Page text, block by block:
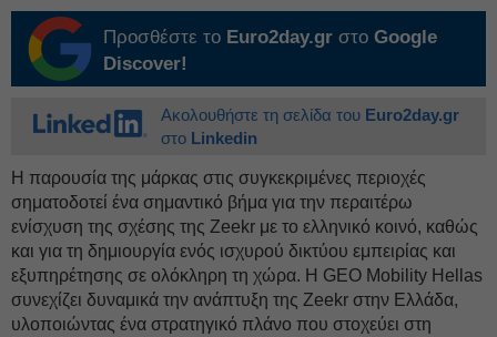
Προσθέστε το Euro2day.gr στο Google
Discover!
Ακολουθήστε τη σελίδα του Euro2day.gr
στο Linkedin
Η παρουσία της μάρκας στις συγκεκριμένες περιοχές
σηματοδοτεί ένα σημαντικό βήμα για την περαιτέρω
ενίσχυση της σχέσης της Zeekr με το ελληνικό κοινό, καθώς
και για τη δημιουργία ενός ισχυρού δικτύου εμπειρίας και
εξυπηρέτησης σε ολόκληρη τη χώρα. Η GEO Mobility Hellas
συνεχίζει δυναμικά την ανάπτυξη της Zeekr στην Ελλάδα,
υλοποιώντας ένα στρατηγικό πλάνο που στοχεύει στη